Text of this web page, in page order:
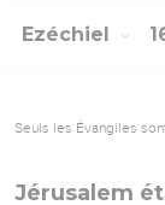
Ezéchiel
Seuls les Évangiles
Jérusalem